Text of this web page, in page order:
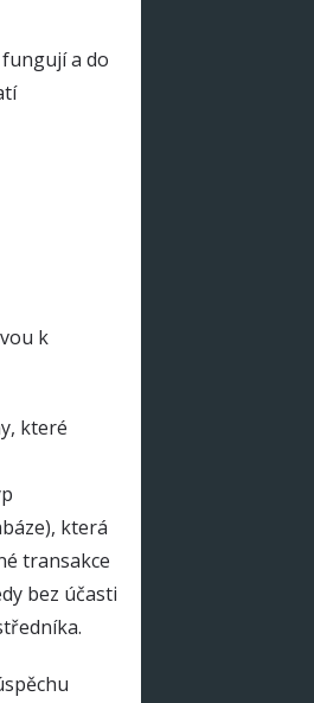
a do
k
které
která
transakce
bez účasti